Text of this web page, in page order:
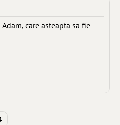
care asteapta sa fie